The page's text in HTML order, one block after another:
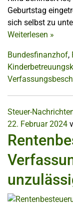
Geburtstag
sich selbst zu
Weiterlesen »
Bundesfinanzhof,
Steuer-
22. Februar 2024